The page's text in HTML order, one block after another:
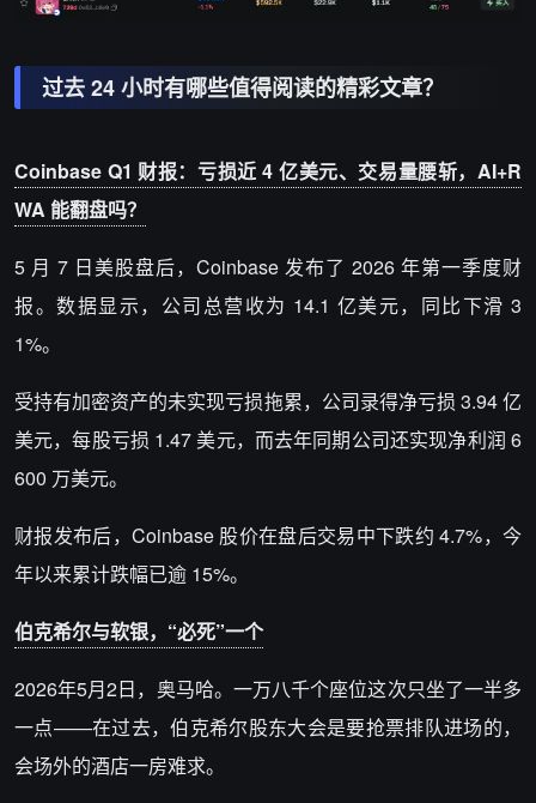
过去 24 小时有哪些值得阅读的精彩文章？
Coinbase Q1 财报：亏损近 4 亿美元、交易量腰斩，AI+R
WA 能翻盘吗？
5 月 7 日美股盘后，Coinbase 发布了 2026 年第一季度财
报。数据显示，公司总营收为 14.1 亿美元，同比下滑 3
1%。
受持有加密资产的未实现亏损拖累，公司录得净亏损 3.94 亿
美元，每股亏损 1.47 美元，而去年同期公司还实现净利润 6
600 万美元。
财报发布后，Coinbase 股价在盘后交易中下跌约 4.7%，今
年以来累计跌幅已逾 15%。
伯克希尔与软银，“必死”一个
2026年5月2日， 奥马哈。一万八千个座位这次只坐了一半多
一点——在过去，伯克希尔股东大会是要抢票排队进场的，
会场外的酒店一房难求。